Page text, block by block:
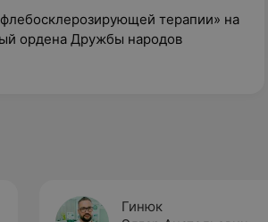
терапии» на
ордена Дружбы народов
Гинюк